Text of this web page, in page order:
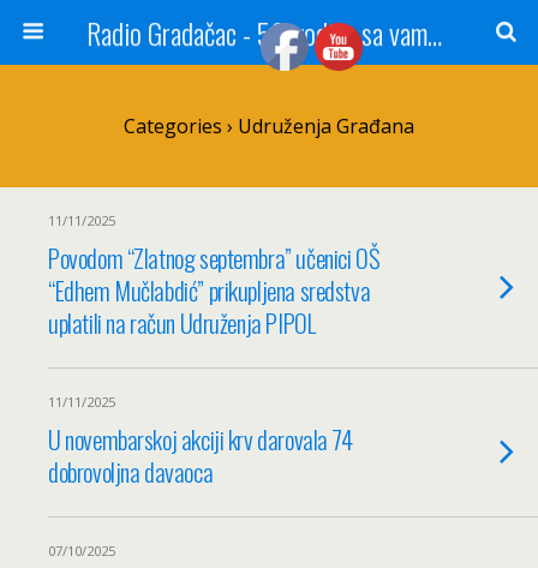
Radio Gradačac - 56 godina sa vama...
Categories › Udruženja Građana
11/11/2025
Povodom “Zlatnog septembra” učenici OŠ
“Edhem Mučlabdić” prikupljena sredstva
uplatili na račun Udruženja PIPOL
11/11/2025
U novembarskoj akciji krv darovala 74
dobrovoljna davaoca
07/10/2025